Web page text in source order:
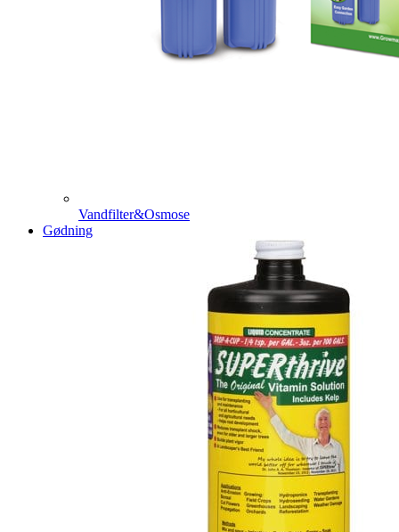
Vandfilter&Osmose
Gødning